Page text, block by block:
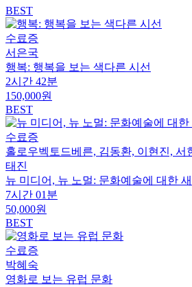
BEST
수료증
서은국
행복: 행복을 보는 색다른 시선
2시간 42분
150,000원
BEST
수료증
홀로우벡토드베른, 김동환, 이현진, 서
태진
뉴 미디어, 뉴 노멀: 문화예술에 대한
7시간 01분
50,000원
BEST
수료증
박혜숙
영화로 보는 유럽 문화